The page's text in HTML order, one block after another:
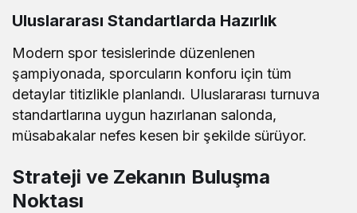
Uluslararası Standartlarda Hazırlık
Modern spor tesislerinde düzenlenen
şampiyonada, sporcuların konforu için tüm
detaylar titizlikle planlandı. Uluslararası turnuva
standartlarına uygun hazırlanan salonda,
müsabakalar nefes kesen bir şekilde sürüyor.
Strateji ve Zekanın Buluşma
Noktası